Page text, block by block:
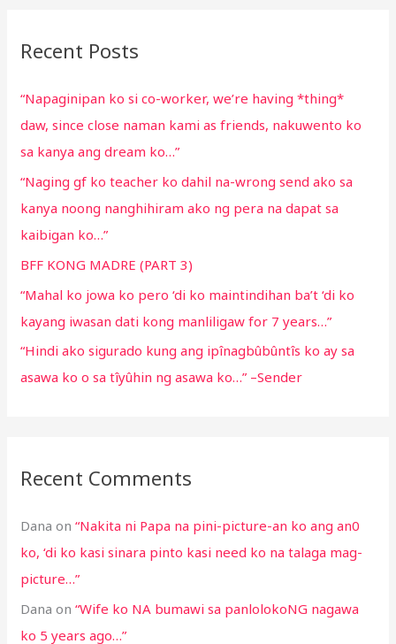
c
f
o
r
:
Recent Posts
“Napaginipan ko si co-worker, we’re having *thing*
daw, since close naman kami as friends, nakuwento ko
sa kanya ang dream ko…”
“Naging gf ko teacher ko dahil na-wrong send ako sa
kanya noong nanghihiram ako ng pera na dapat sa
kaibigan ko…”
BFF KONG MADRE (PART 3)
“Mahal ko jowa ko pero ‘di ko maintindihan ba’t ‘di ko
kayang iwasan dati kong manliligaw for 7 years…”
“Hindi ako sigurado kung ang ipînagbûbûntîs ko ay sa
asawa ko o sa tîyûhin ng asawa ko…” –Sender
Recent Comments
Dana on“Nakita ni Papa na pini-picture-an ko ang an0
ko, ‘di ko kasi sinara pinto kasi need ko na talaga mag-
picture…”
Dana on“Wife ko NA bumawi sa panlolokoNG nagawa
ko 5 years ago…”